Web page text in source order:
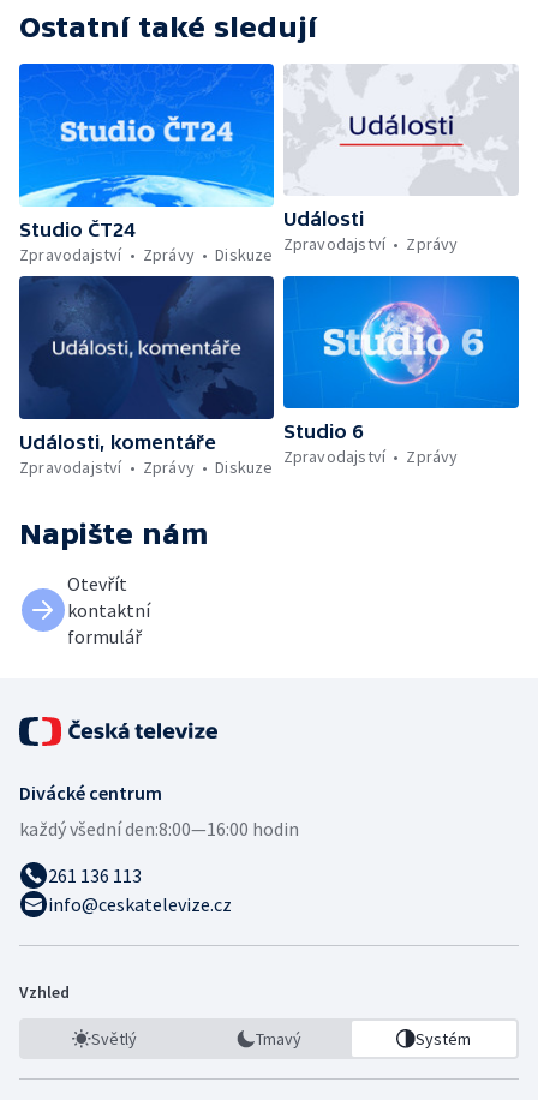
Ostatní také sledují
Studio ČT24
Zpravodajství
Zprávy Diskuze
Události
Zpravodajství
Zprávy
Události, komentáře
Zpravodajství
Zprávy Diskuze
Studio 6
Zpravodajství
Zprávy
Napište nám
Otevřít
kontaktní
formulář
Divácké centrum
každý všední den:8:00—16:00 hodin
261 136 113
info@ceskatelevize.cz
Vzhled
Světlý Tmavý Systém